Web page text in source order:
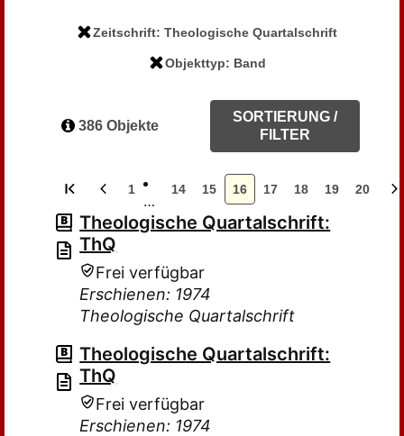
Zeitschrift: Theologische Quartalschrift
Objekttyp: Band
386 Objekte
SORTIERUNG /
FILTER
1
…
14 15 16 17 18 19 20
Theologische Quartalschrift:
ThQ
Frei verfügbar
Erschienen: 1974
Theologische Quartalschrift
Theologische Quartalschrift:
ThQ
Frei verfügbar
Erschienen: 1974